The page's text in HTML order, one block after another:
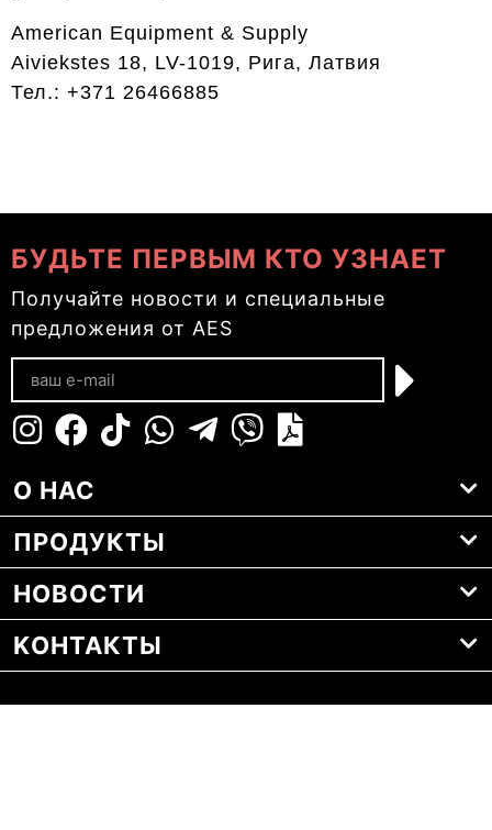
American Equipment & Supply
Aiviekstes 18, LV-1019, Рига, Латвия
Тел.: +371 26466885
О НАС
ПРОДУКТЫ
НОВОСТИ
KОНТАКТЫ
БУДЬТЕ ПЕРВЫМ КТО УЗНАЕТ
Получайте новости и специальные
предложения от AES